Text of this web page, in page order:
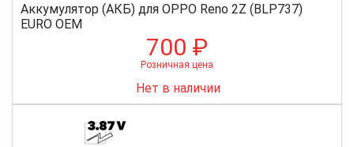
Аккумулятор (АКБ) для OPPO Reno 2Z (BLP737)
EURO OEM
700 ₽
Розничная цена
Нет в наличии